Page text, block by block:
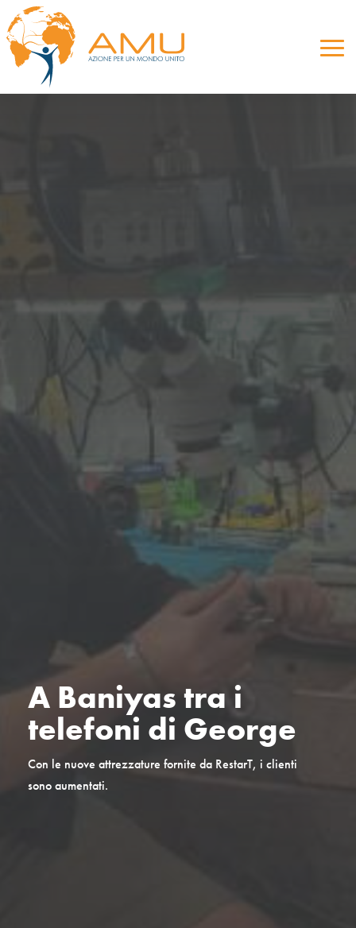
A Baniyas tra i
telefoni di George
Con le nuove attrezzature fornite da RestarT, i clienti
sono aumentati.